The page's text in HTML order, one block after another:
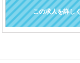
この求人を詳し